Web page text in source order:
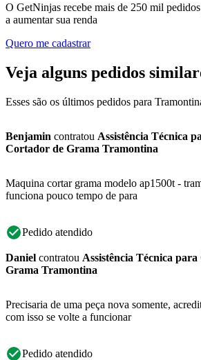
O GetNinjas recebe mais de 250 mil
a aumentar sua renda
Quero me cadastrar
Veja alguns pedidos
Esses são os últimos pedidos para
Benjamin contratou Assistência Técnica
Cortador de Grama Tramontina
Maquina cortar grama modelo ap1500t -
funciona pouco tempo de para
Pedido atendido
Daniel contratou Assistência Técnica
Grama Tramontina
Precisaria de uma peça nova somente,
com isso se volte a funcionar
Pedido atendido